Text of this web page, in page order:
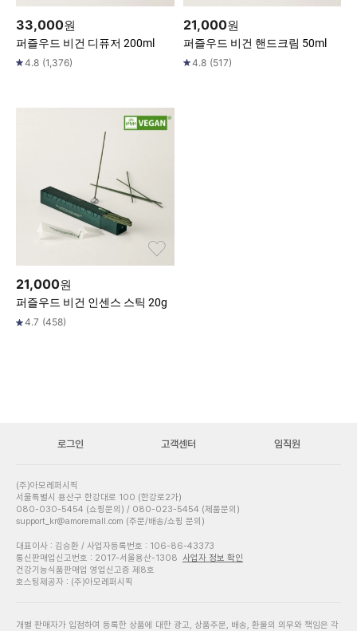
33,000원
퍼즐우드 비건 디퓨저 200ml
4.8 (1,376)
21,000원
퍼즐우드 비건 핸드크림 50ml
4.8 (517)
21,000원
퍼즐우드 비건 인센스 스틱 20g
4.7 (458)
로그인 고객센터 임직원
(주)아모레퍼시픽
서울특별시 용산구 한강대로 100 (한강로2가)
080-030-5454 (쇼핑문의) / 080-023-5454 (제품문의)
support_kr@amoremall.com (주문/배송/쇼핑 문의)
대표이사 : 김승환 / 사업자등록번호 : 106-86-43373
통신판매업신고번호 : 2017-서울용산-1308 사업자 정보 확인
건강기능식품판매업 영업신고증 제8호
호스팅제공자 : (주)아모레퍼시픽
개별 판매자가 입점하여 등록한 상품에 대한 광고, 상품주문, 배송, 환불의 의무와 책임은 각